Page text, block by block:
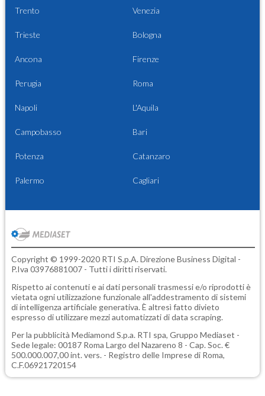
Trento Venezia
Trieste Bologna
Ancona Firenze
Perugia Roma
Napoli L'Aquila
Campobasso Bari
Potenza Catanzaro
Palermo Cagliari
Copyright © 1999-2020 RTI S.p.A. Direzione Business Digital -
P.Iva 03976881007 - Tutti i diritti riservati.
Rispetto ai contenuti e ai dati personali trasmessi e/o riprodotti è
vietata ogni utilizzazione funzionale all'addestramento di sistemi
di intelligenza artificiale generativa. È altresì fatto divieto
espresso di utilizzare mezzi automatizzati di data scraping.
Per la pubblicità Mediamond S.p.a. RTI spa, Gruppo Mediaset -
Sede legale: 00187 Roma Largo del Nazareno 8 - Cap. Soc. €
500.000.007,00 int. vers. - Registro delle Imprese di Roma,
C.F.06921720154